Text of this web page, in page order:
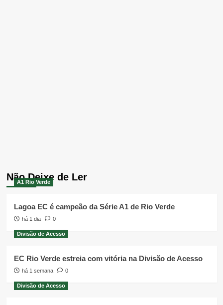
Não Deixe de Ler
A1 Rio Verde
Lagoa EC é campeão da Série A1 de Rio Verde
há 1 dia 0
Divisão de Acesso
EC Rio Verde estreia com vitória na Divisão de Acesso
há 1 semana 0
Divisão de Acesso